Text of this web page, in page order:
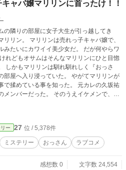
ャバ嬢マリリンに首ったけ！！
の隣りの部屋に女子大生が引っ越してき
リリン。 マリリンは売れっ子キャバ嬢で、
みたいにカワイイ美少女だ。 だが何やらワ
れどもオサムはそんなマリリンにひと目惚
しかもマリリンは馴れ馴れしく『おっさ
り浸っていた。 やがてマリリンが
で揉めている事を知った。 元カレの久坂祐
メンバーだった。 そのうえイケメンで、元
。 その元ホストの祐樹が買った高級車の頭
代わりしたのだ。 しかしその高級車で祐樹
の朝比奈エリカとデートを楽しんでいる事
ンは二股をした祐樹を許せないと、彼と別
たのだった。 しかもマリリンはストーカー
言う男にもつきまとわれていた。 ある夜、
なくオサムは久坂の部屋へおもむいた。 そ
ー 27 位 / 5,378件
ミステリー おっさん ラブコメ
感想数 0
文字数 24,554